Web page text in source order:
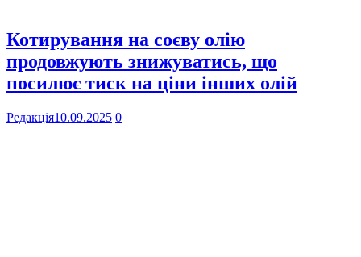
Котирування на соєву олію
продовжують знижуватись, що
посилює тиск на ціни інших олій
Редакція10.09.2025 0